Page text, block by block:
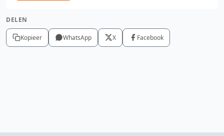
DELEN
Kopieer WhatsApp X Facebook